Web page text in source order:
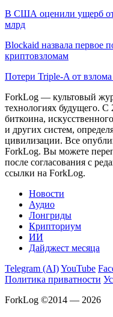
В США оценили ущерб от
млрд
Blockaid назвала первое
криптовзломам
Потери Triple-A от
ForkLog — культовый
технологиях будущего. С
биткоина,
и других систем,
цивилизации. Все
ForkLog. Вы можете
после согласования с
ссылки на ForkLog.
Новости
Аудио
Лонгриды
Крипториум
ИИ
Дайджест месяца
Telegram (AI)YouTube
Политика приватности
ForkLog ©2014 — 2026